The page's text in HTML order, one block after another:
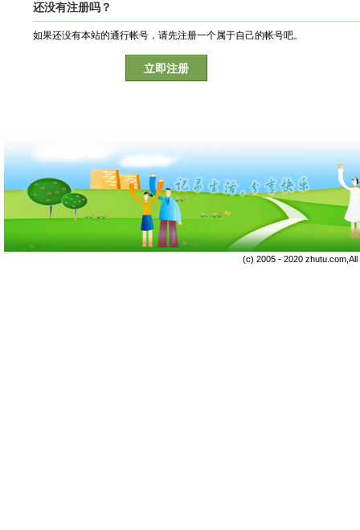
还没有注册吗？
如果还没有本站的通行帐号，请先注册一个属于自己的帐号吧。
立即注册
(c) 2005 - 2020